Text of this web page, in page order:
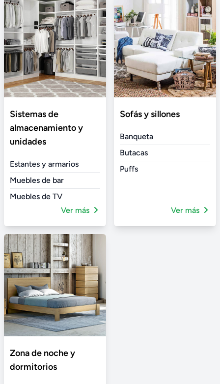
Sistemas de
almacenamiento y
unidades
Estantes y armarios
Muebles de bar
Muebles de TV
Ver más
Sofás y sillones
Banqueta
Butacas
Puffs
Ver más
Zona de noche y
dormitorios